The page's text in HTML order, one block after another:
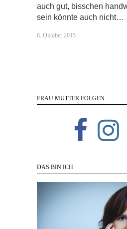
auch gut, bisschen
sein könnte auch nicht…
8. Oktober 2015
FRAU MUTTER FOLGEN
DAS BIN ICH